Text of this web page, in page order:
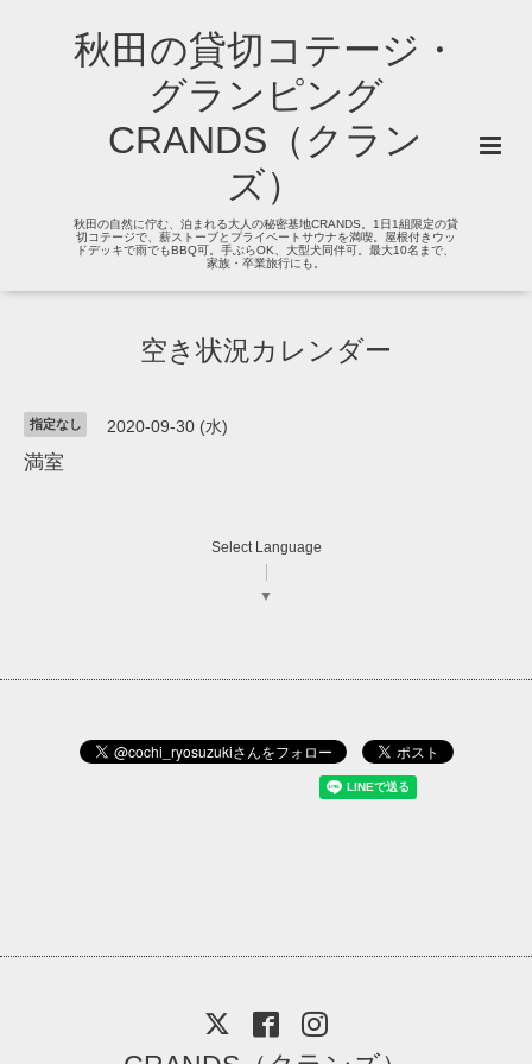
秋田の貸切コテージ・
グランピング
CRANDS（クラン
ズ）
秋田の自然に佇む、泊まれる大人の秘密基地CRANDS。1日1組限定の貸
切コテージで、薪ストーブとプライベートサウナを満喫。屋根付きウッ
ドデッキで雨でもBBQ可。手ぶらOK、大型犬同伴可。最大10名まで、
家族・卒業旅行にも。
空き状況カレンダー
指定なし 2020-09-30 (水)
満室
Select Language
▼